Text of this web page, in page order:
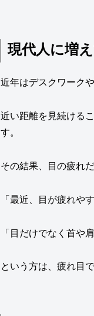
現代人に増
近年はデスクワーク
近い距離を見続ける
す。
その結果、目の疲れ
「最近、目が疲れや
「目だけでなく首や
という方は、疲れ目